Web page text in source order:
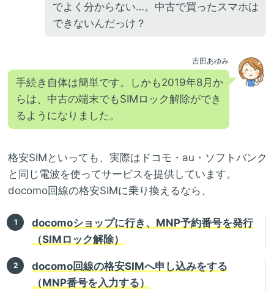
でよく分からない…。中古で買ったスマホは
できないんだっけ？
吉田あゆみ
手続き自体は簡単です。しかも2019年8月か
らは、中古の端末でもSIMロック解除ができ
るようになりました。
格安SIMといっても、実際はドコモ・au・ソフトバンク
と同じ電波を使ってサービスを提供しています。
docomo回線の格安SIMに乗り換えるなら、
docomoショップに行き、MNP予約番号を発行
（SIMロック解除）
docomo回線の格安SIMへ申し込みをする
（MNP番号を入力する）